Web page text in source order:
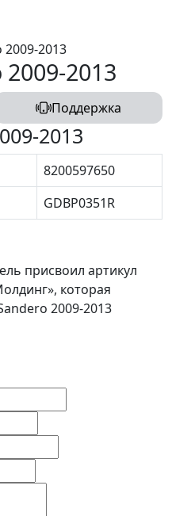
2009-2013
2013
Поддержка
2013
8200597650
GDBP0351R
присвоил артикул
которая
2009-2013